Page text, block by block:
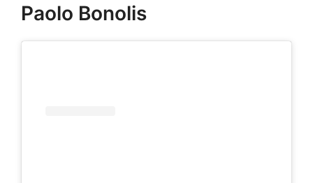
Paolo Bonolis